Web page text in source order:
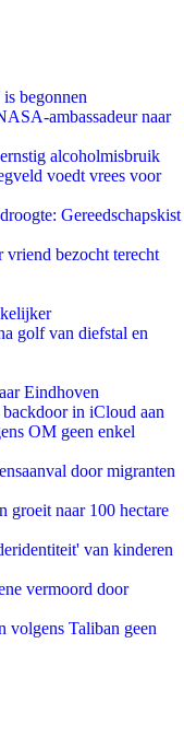
begonnen
ambassadeur naar
alcoholmisbruik
voedt vrees voor
Gereedschapskist
vriend bezocht terecht
golf van diefstal en
Eindhoven
in iCloud aan
OM geen enkel
door migranten
groeit naar 100 hectare
van kinderen
vermoord door
volgens Taliban geen